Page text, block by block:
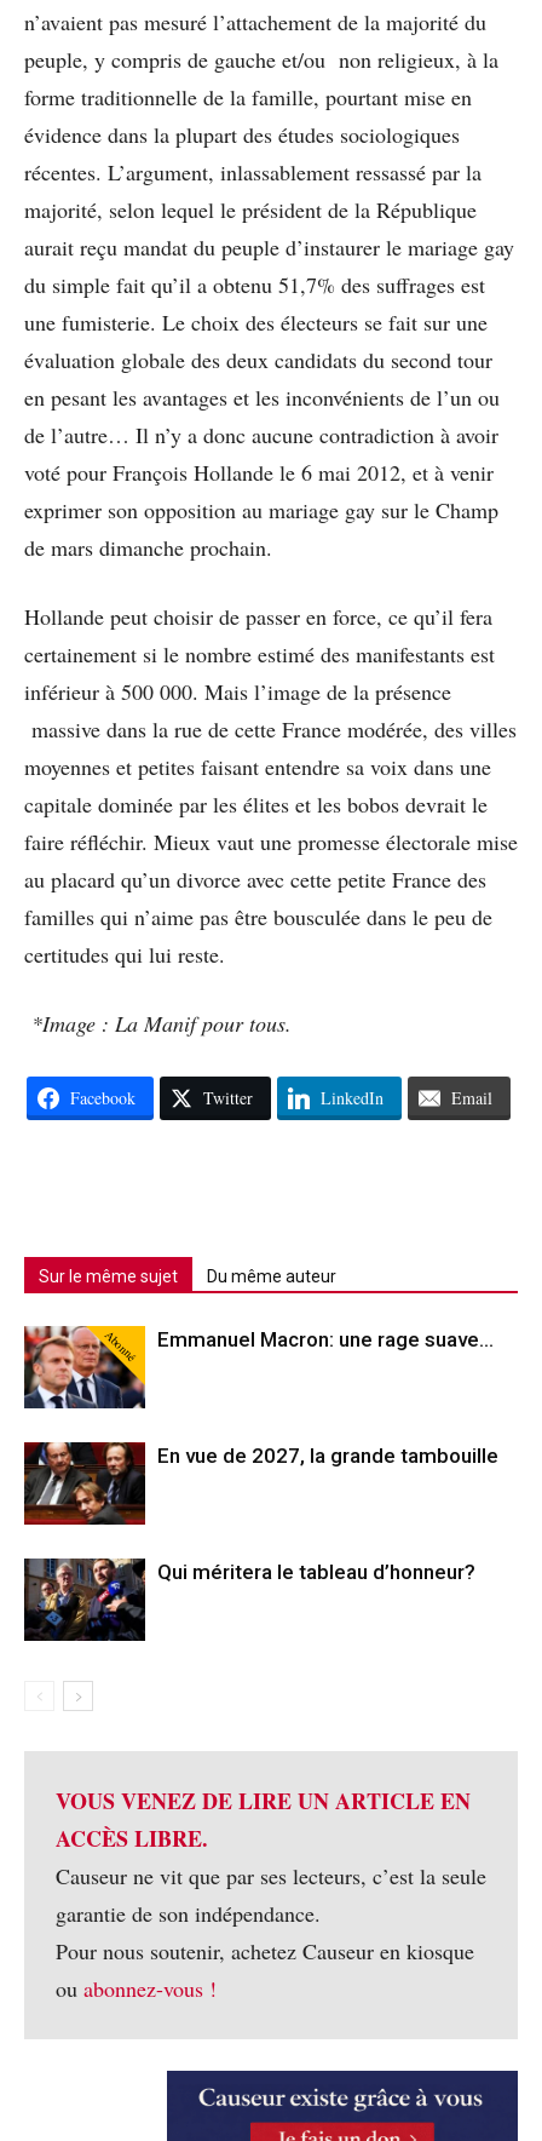
n’avaient pas mesuré l’attachement de la majorité du
peuple, y compris de gauche et/ou non religieux, à la
forme traditionnelle de la famille, pourtant mise en
évidence dans la plupart des études sociologiques
récentes. L’argument, inlassablement ressassé par la
majorité, selon lequel le président de la République
aurait reçu mandat du peuple d’instaurer le mariage gay
du simple fait qu’il a obtenu 51,7% des suffrages est
une fumisterie. Le choix des électeurs se fait sur une
évaluation globale des deux candidats du second tour
en pesant les avantages et les inconvénients de l’un ou
de l’autre… Il n’y a donc aucune contradiction à avoir
voté pour François Hollande le 6 mai 2012, et à venir
exprimer son opposition au mariage gay sur le Champ
de mars dimanche prochain.
Hollande peut choisir de passer en force, ce qu’il fera
certainement si le nombre estimé des manifestants est
inférieur à 500 000. Mais l’image de la présence
massive dans la rue de cette France modérée, des villes
moyennes et petites faisant entendre sa voix dans une
capitale dominée par les élites et les bobos devrait le
faire réfléchir. Mieux vaut une promesse électorale mise
au placard qu’un divorce avec cette petite France des
familles qui n’aime pas être bousculée dans le peu de
certitudes qui lui reste.
*Image : La Manif pour tous.
Facebook Twitter LinkedIn Email
Sur le même sujet Du même auteur
Abonné Emmanuel Macron: une rage suave…
En vue de 2027, la grande tambouille
Qui méritera le tableau d’honneur?
VOUS VENEZ DE LIRE UN ARTICLE EN
ACCÈS LIBRE.
Causeur ne vit que par ses lecteurs, c’est la seule
garantie de son indépendance.
Pour nous soutenir, achetez Causeur en kiosque
ou abonnez-vous !